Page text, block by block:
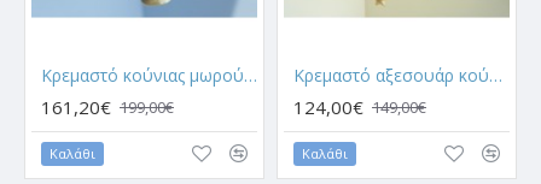
Κρεμαστό κούνιας μωρού - Little prince
161,20€ 199,00€
Καλάθι
Κρεμαστό αξεσουάρ κούνιας- Σαφάρι
124,00€ 149,00€
Καλάθι